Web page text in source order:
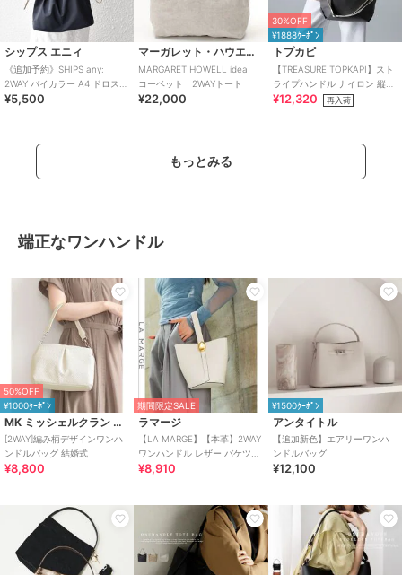
シップス エニィ
《追加予約》SHIPS any:
2WAY バイカラー A4 ドロスト
トート バッグ
¥5,500
マーガレット・ハウエル アイデア
MARGARET HOWELL idea
コーベット 2WAYトート
¥22,000
30%OFF
¥1888ｸｰﾎﾟﾝ
トプカピ
【TREASURE TOPKAPI】スト
ライプハンドル ナイロン 縦型
2way トートバッグ A4
¥12,320 再入荷
もっとみる
端正なワンハンドル
50%OFF
¥1000ｸｰﾎﾟﾝ
MK ミッシェルクラン バッグ
[2WAY]編み柄デザインワンハ
ンドルバッグ 結婚式
¥8,800
期間限定SALE
ラマージ
【LA MARGE】【本革】2WAY
ワンハンドル レザー バケツバ
ッグ
¥8,910
¥1500ｸｰﾎﾟﾝ
アンタイトル
【追加新色】エアリーワンハ
ンドルバッグ
¥12,100